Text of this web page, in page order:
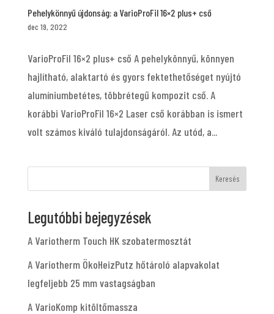
Pehelykönnyű újdonság: a VarioProFil 16×2 plus+ cső
dec 19, 2022
VarioProFil 16×2 plus+ cső A pehelykönnyű, könnyen
hajlítható, alaktartó és gyors fektethetőséget nyújtó
alumíniumbetétes, többrétegű kompozit cső. A
korábbi VarioProFil 16×2 Laser cső korábban is ismert
volt számos kiváló tulajdonságáról. Az utód, a...
Keresés
Legutóbbi bejegyzések
A Variotherm Touch HK szobatermosztát
A Variotherm ÖkoHeizPutz hőtároló alapvakolat
legfeljebb 25 mm vastagságban
A VarioKomp kitöltőmassza